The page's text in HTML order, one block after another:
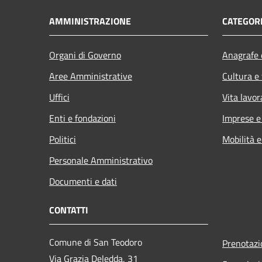
AMMINISTRAZIONE
Organi di Governo
Aree Amministrative
Uffici
Enti e fondazioni
Politici
Personale Amministrativo
Documenti e dati
Cultura
Vita
Imprese
Mobilità
CONTATTI
Comune di San Teodoro
Via Grazia Deledda, 31